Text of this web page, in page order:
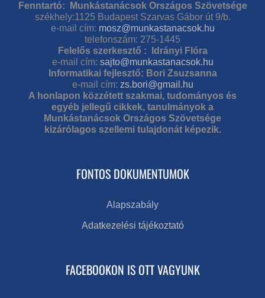
Fenntartó: Munkástanácsok Országos Szövetsége
székhely:1125 Budapest Szarvas Gábor út 9/b.
e-mail cím: mosz@munkastanacsok.hu
telefonszám: 275-1445
Felelős szerkesztő : Idrányi Flóra
e-mail cím: sajto@munkastanacsok.hu
Informatikai fejlesztő: Bori Zsuzsanna
e-mail cím: zs.bori@gmail.hu
A honlapon közzétett szakmai, tudományos és
egyéb jellegű cikkek, tanulmányok a
Munkástanácsok Országos Szövetsége
kizárólagos szellemi tulajdonát képezik.
FONTOS DOKUMENTUMOK
Alapszabály
Adatkezelési tájékoztató
FACEBOOKON IS OTT VAGYUNK